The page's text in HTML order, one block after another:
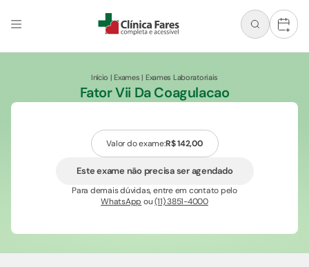
+
Início |Exames | Exames Laboratoriais
Fator Vii Da Coagulacao
Valor do exame:R$ 142,00
Este exame não precisa ser agendado
Para demais dúvidas, entre em contato pelo
WhatsApp ou(11) 3851-4000